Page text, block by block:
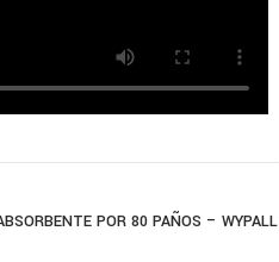
POR 80 PAÑOS – WYPALL